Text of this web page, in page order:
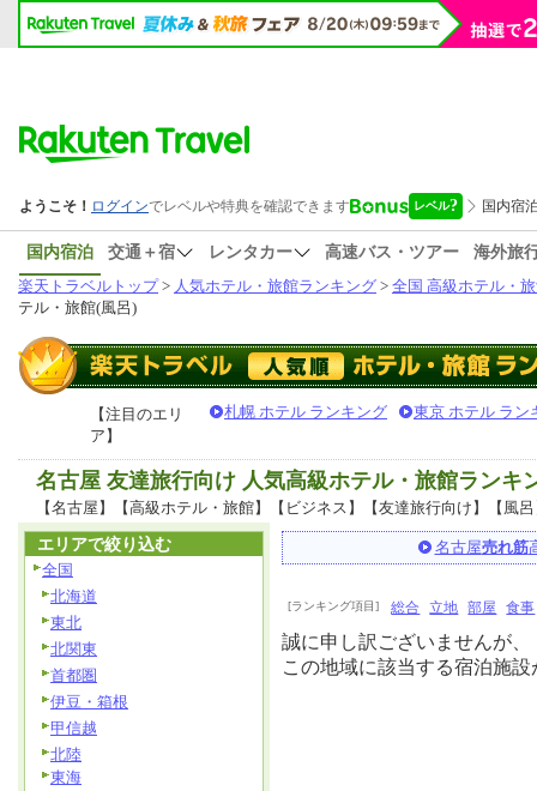
国内宿泊 交通＋宿 レンタカー 高速バス・ツアー
海外旅
楽天トラベルトップ> 人気ホテル・旅館ランキング > 全国 高級ホテル・
テル・旅館(風呂)
【注目のエリ
ア】
札幌 ホテル ランキング 東京 ホテル ラン
名古屋 友達旅行向け 人気高級ホテル・旅館ランキ
【名古屋】【高級ホテル・旅館】【ビジネス】【友達旅行向け】【風
名古屋売れ筋
[ランキング項目] 総合 立地 部屋 食事
誠に申し訳ございませんが、
この地域に該当する宿泊施
エリアで絞り込む
全国
北海道
東北
北関東
首都圏
伊豆・箱根
甲信越
北陸
東海